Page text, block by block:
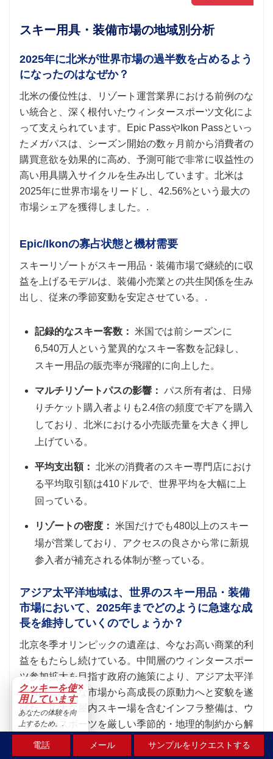
スキー用具・装備市場の地域別分析
2025年に北米が世界市場の過半数を占めるよう
になったのはなぜか？
北米の優位性は、リゾート運営業界における前例のな
い統合と、深く根付いたウィンタースポーツ文化によ
って支えられています。Epic PassやIkon Passといっ
たメガパスは、シーズン開始の数ヶ月前から消費者の
購買意欲を効果的に高め、予測可能で非常に収益性の
高い用具購入サイクルを生み出しています。北米は
2025年に世界市場をリードし、42.56%という最大の
市場シェアを獲得しました。.
Epic/Ikonの寡占状態と機材需要
スキーリゾートがスキー用品・装備市場で継続的に収
益を上げるモデルは、装備小売業との共生関係を生み
出し、従来の季節変動を安定させている。.
記録的なスキー客数： 米国では前シーズンに
6,540万人という驚異的なスキー客数を記録し、
スキー用品の販売率が飛躍的に向上した。
マルチリゾートパスの影響： パス所有者は、日帰
りチケット購入者よりも2.4倍の頻度でギアを購入
しており、北米における小売販売量を大きく押し
上げている。
平均支出額： 北米の消費者のスキー専門店におけ
る平均取引額は410ドルで、世界平均を大幅に上
回っている。
リゾートの密度： 米国だけでも480以上のスキー
場が営業しており、アクセスの良さから常に新規
参入者が補充される体制が整っている。
アジア太平洋地域は、世界のスキー用品・装備
市場において、2025年までどのように急速な成
長を維持していくのでしょうか？
北京冬季オリンピックの遺産は、今なお高い商業的利
益をもたらし続けている。中間層のウィンタースポー
ツ参加拡大を目指す政府の施策により、アジア太平洋
地域はニッチな市場から高成長の原動力へと変貌を遂
げた。広大な屋内スキー場を含むインフラ整備は、ウ
ィンタースポーツを厳しい季節的・地理的制約から解
放した。アジア太平洋地域は、調査期間中に年平均成
長率（CAGR）6.36%で成長すると予測されている。.
電話 メール サンプルをリクエストする
クッキーを使
用しています
×
あなたの体験を向
上するため。.
受け入れる